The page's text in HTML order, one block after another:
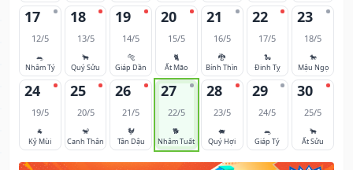
17
12/5
🐀
Nhâm Tý
18
13/5
🐂
Quý Sửu
19
14/5
🐅
Giáp Dần
20
15/5
🐈
Ất Mão
21
16/5
🐉
Bính Thìn
22
17/5
🐍
Đinh Tỵ
23
18/5
🐎
Mậu Ngọ
24
19/5
🐐
Kỷ Mùi
25
20/5
🐒
Canh Thân
26
21/5
🐓
Tân Dậu
27
22/5
🐕
Nhâm Tuất
28
23/5
🐖
Quý Hợi
29
24/5
🐀
Giáp Tý
30
25/5
🐂
Ất Sửu